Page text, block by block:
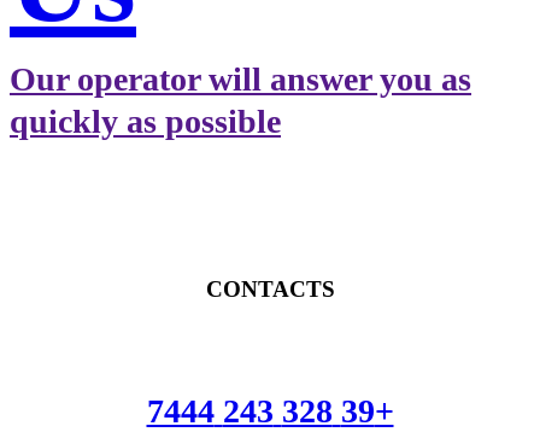
Our operator will answer you as
quickly as possible
CONTACTS
+39 328 243 7444